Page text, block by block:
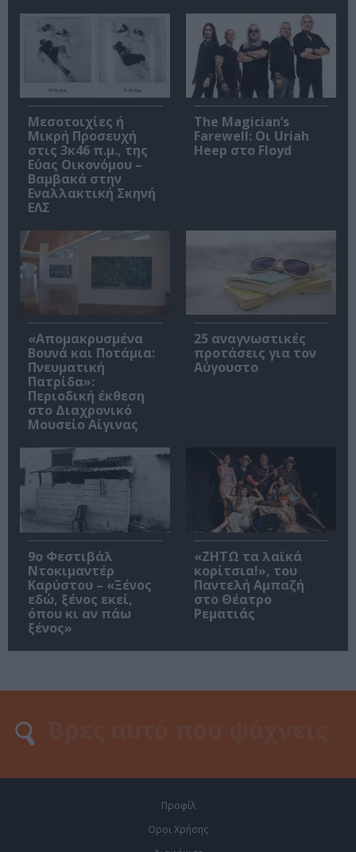
Μεσοτοιχίες ή
Μικρή Προσευχή
στις 3κ46 π.μ., της
Εύας Οικονόμου –
Βαμβακά στην
Εναλλακτική Σκηνή
ΕΛΣ
The Magician’s
Farewell: Οι Uriah
Heep στο Floyd
«Απομακρυσμένα
Βουνά και Ποτάμια:
Πνευματική
Πατρίδα»:
Περιοδική έκθεση
στο Διαχρονικό
Μουσείο Αίγινας
25 αναγνωστικές
προτάσεις για τον
Αύγουστο
9ο Φεστιβάλ
Ντοκιμαντέρ
Καρύστου – «Ξένος
εδώ, ξένος εκεί,
όπου κι αν πάω
ξένος»
«ΖΗΤΩ τα λαϊκά
κορίτσια!», του
Παντελή Αμπαζή
στο Θέατρο
Ρεματιάς
Προφίλ
Οροι Χρήσης